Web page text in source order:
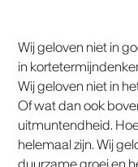
Wij geloven niet in
in
Wij geloven niet in
Of wat dan ook
uitmuntendheid.
helemaal zijn. Wij
duurzame groei en